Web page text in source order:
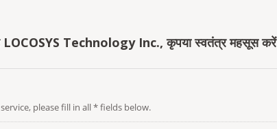
LOCOSYS Technology Inc., कृपया स्वतंत्र महसूस करें